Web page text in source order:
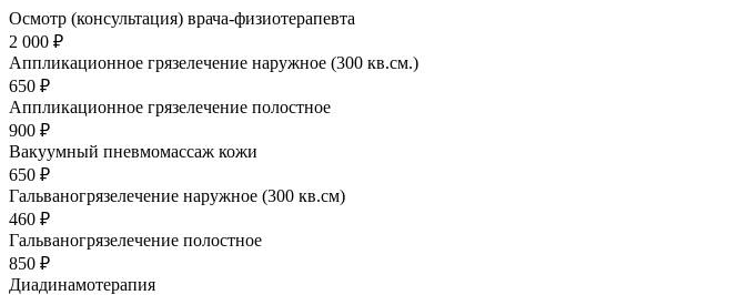
Осмотр (консультация) врача-физиотерапевта
2 000 ₽
Аппликационное грязелечение наружное (300 кв.см.)
650 ₽
Аппликационное грязелечение полостное
900 ₽
Вакуумный пневмомассаж кожи
650 ₽
Гальваногрязелечение наружное (300 кв.см)
460 ₽
Гальваногрязелечение полостное
850 ₽
Диадинамотерапия